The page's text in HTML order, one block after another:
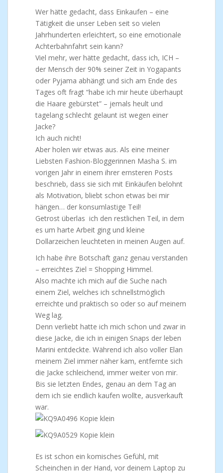
Wer hätte gedacht, dass Einkaufen – eine
Tätigkeit die unser Leben seit so vielen
Jahrhunderten erleichtert, so eine emotionale
Achterbahnfahrt sein kann?
Viel mehr, wer hätte gedacht, dass ich, ICH –
der Mensch der 90% seiner Zeit in Yogapants
oder Pyjama abhängt und sich am Ende des
Tages oft fragt “habe ich mir heute überhaupt
die Haare gebürstet” – jemals heult und
tagelang schlecht gelaunt ist wegen einer
Jacke?
Ich auch nicht!
Aber holen wir etwas aus. Als eine meiner
Liebsten Fashion-Bloggerinnen Masha S. im
vorigen Jahr in einem ihrer ernsteren Posts
beschrieb, dass sie sich mit Einkäufen belohnt
als Motivation, bliebt schon etwas bei mir
hängen… der konsumlastige Teil!
Getrost überlas ich den restlichen Teil, in dem
es um harte Arbeit ging und kleine
Dollarzeichen leuchteten in meinen Augen auf.
Ich habe ihre Botschaft ganz genau verstanden
– erreichtes Ziel = Shopping Himmel.
Also machte ich mich auf die Suche nach
einem Ziel, welches ich schnellstmöglich
erreichte und praktisch so oder so auf meinem
Weg lag.
Denn verliebt hatte ich mich schon und zwar in
diese Jacke, die ich in einigen Snaps der leben
Marini entdeckte. Während ich also voller Elan
meinem Ziel immer näher kam, entfernte sich
die Jacke schleichend, immer weiter von mir.
Bis sie letzten Endes, genau an dem Tag an
dem ich sie endlich kaufen wollte, ausverkauft
war.
Es ist schon ein komisches Gefühl, mit
Scheinchen in der Hand, vor deinem Laptop zu